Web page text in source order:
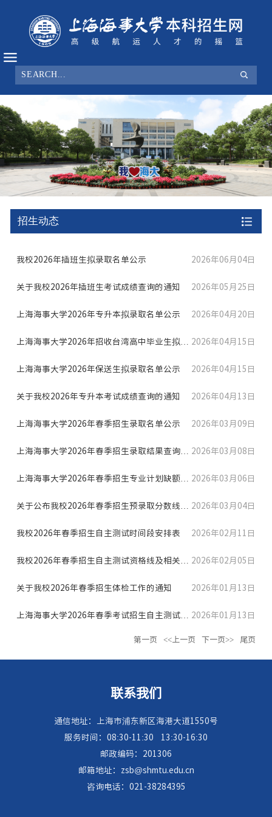
招生动态
我校2026年插班生拟录取名单公示 2026年06月04日
关于我校2026年插班生考试成绩查询的通知 2026年05月25日
上海海事大学2026年专升本拟录取名单公示 2026年04月20日
上海海事大学2026年招收台湾高中毕业生拟录
取名单公示
2026年04月15日
上海海事大学2026年保送生拟录取名单公示 2026年04月15日
关于我校2026年专升本考试成绩查询的通知 2026年04月13日
上海海事大学2026年春季招生录取名单公示 2026年03月09日
上海海事大学2026年春季招生录取结果查询通
知
2026年03月08日
上海海事大学2026年春季招生专业计划缺额情
况公布
2026年03月06日
关于公布我校2026年春季招生预录取分数线及
面试成绩相关查询的通...
2026年03月04日
我校2026年春季招生自主测试时间段安排表 2026年02月11日
我校2026年春季招生自主测试资格线及相关通
知
2026年02月05日
关于我校2026年春季招生体检工作的通知 2026年01月13日
上海海事大学2026年春季考试招生自主测试实 2026年01月13日
第一页 <<上一页 下一页>> 尾页
联系我们
通信地址：上海市浦东新区海港大道1550号
服务时间：08:30-11:30
13:30-16:30
邮政编码：201306
邮箱地址：zsb@shmtu.edu.cn
咨询电话：021-38284395